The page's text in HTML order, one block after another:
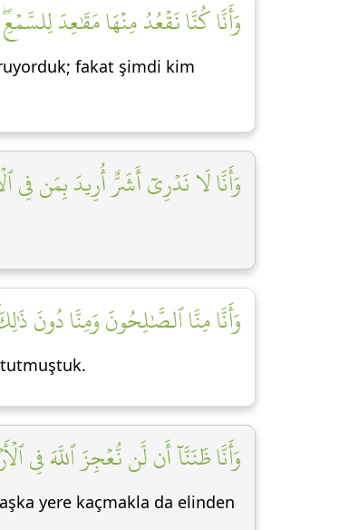
وَأَنَّا كُنَّا نَقۡعُدُ مِنۡهَا مَقَٰعِدَ
fakat şimdi kim
وَأَنَّا لَا نَدۡرِيٓ أَشَرٌّ أُرِيدَ بِمَن فِي
وَأَنَّا مِنَّا ٱلصَّٰلِحُونَ وَمِنَّا دُونَ
وَأَنَّا ظَنَنَّآ أَن لَّن نُّعۡجِزَ ٱللَّهَ فِي
yere kaçmakla da elinden